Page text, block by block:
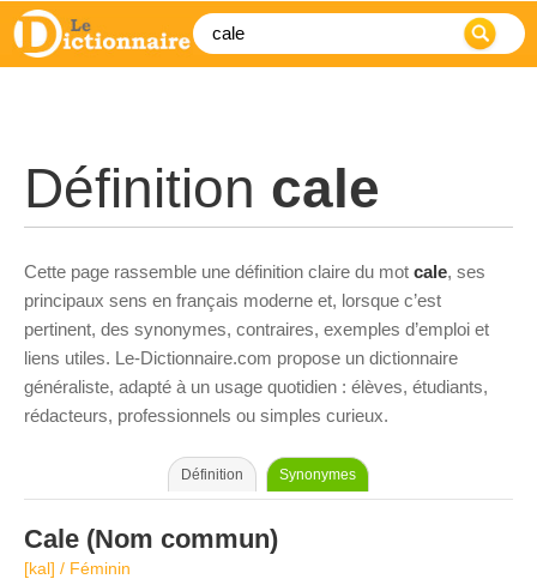
Définition cale
Cette page rassemble une définition claire du mot cale, ses
principaux sens en français moderne et, lorsque c’est
pertinent, des synonymes, contraires, exemples d’emploi et
liens utiles. Le-Dictionnaire.com propose un dictionnaire
généraliste, adapté à un usage quotidien : élèves, étudiants,
rédacteurs, professionnels ou simples curieux.
Définition Synonymes
Cale (Nom commun)
[kal] / Féminin